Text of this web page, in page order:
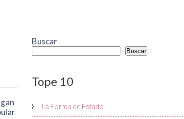
Buscar
Buscar
Tope 10
La Forma de Estado